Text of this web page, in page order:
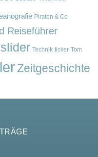
Piraten & Co
Reiseführer
slider Technik ticker Tom
Zeitgeschichte